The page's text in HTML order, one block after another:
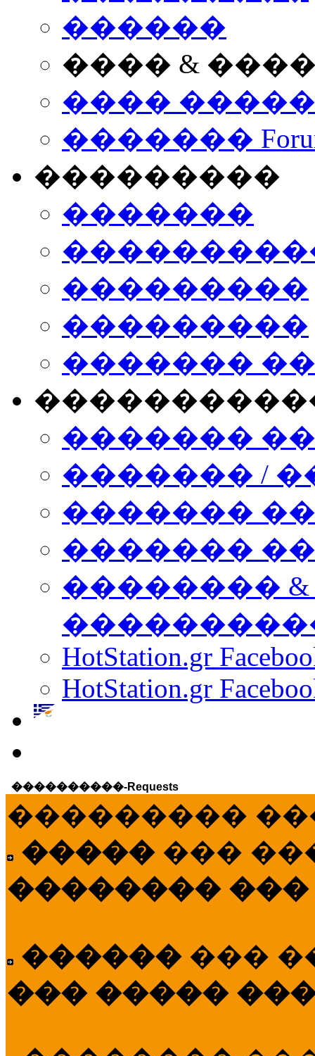
������
���� &
����
�������
���������
�������
���������
���������
�������
�������
������� /
�������
������� ���
��������
HotStation.gr
HotStation.gr
����������-Requests
���������
����� ���
��������
������ ���
��� �����